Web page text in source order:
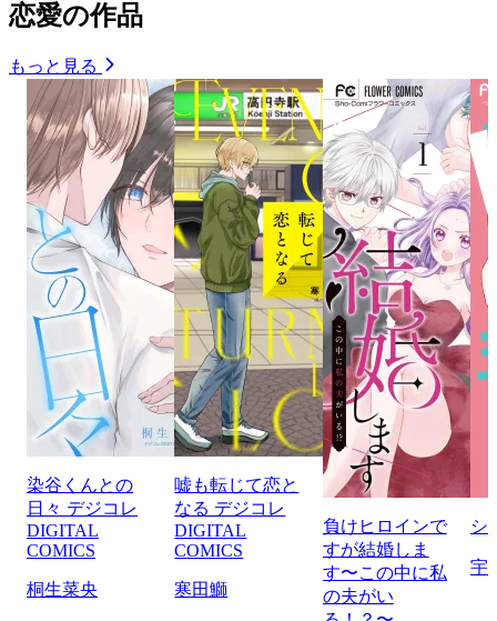
恋愛の作品
もっと見る
染谷くんとの
日々 デジコレ
DIGITAL
COMICS
桐生菜央
嘘も転じて恋と
なる デジコレ
DIGITAL
COMICS
寒田鰤
負けヒロインで
すが結婚しま
す〜この中に私
の夫がい
シ
宇